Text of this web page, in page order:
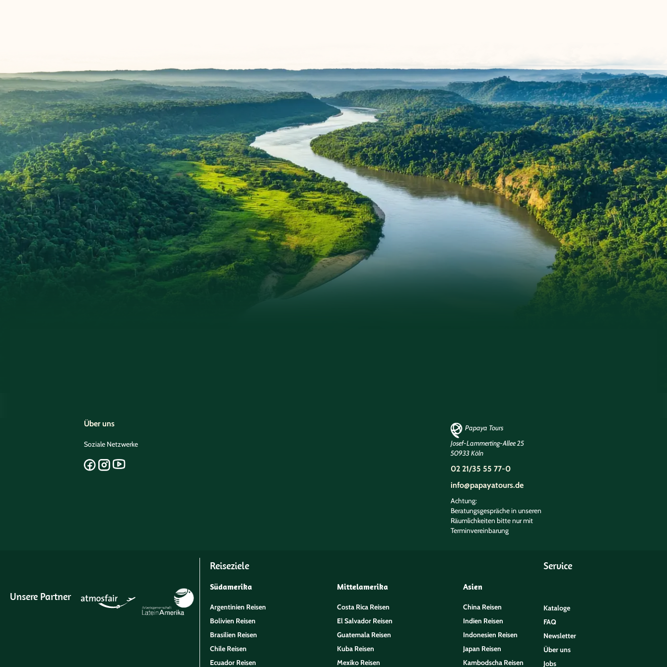
Über uns
Soziale Netzwerke
Papaya Tours
Josef-Lammerting-Allee 25
50933 Köln
02 21/35 55 77-0
info@papayatours.de
Achtung:
Beratungsgespräche in unseren
Räumlichkeiten bitte nur mit
Terminvereinbarung
Unsere Partner
Reiseziele
Südamerika
Argentinien Reisen
Bolivien Reisen
Brasilien Reisen
Chile Reisen
Ecuador Reisen
Mittelamerika
Costa Rica Reisen
El Salvador Reisen
Guatemala Reisen
Kuba Reisen
Mexiko Reisen
Asien
China Reisen
Indien Reisen
Indonesien Reisen
Japan Reisen
Kambodscha Reisen
Service
Kataloge
FAQ
Newsletter
Über uns
Jobs